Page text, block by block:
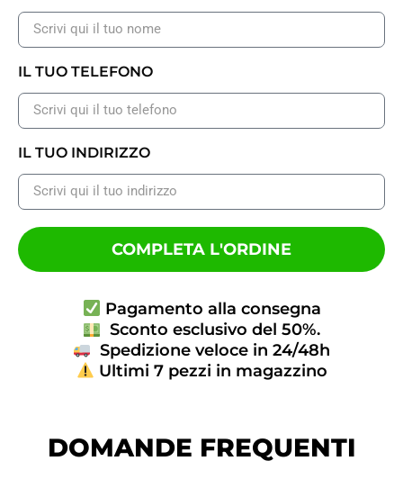
IL TUO TELEFONO
IL TUO INDIRIZZO
COMPLETA L'ORDINE
Pagamento alla consegna
Sconto esclusivo del 50%.
Spedizione veloce in 24/48h
Ultimi 7 pezzi in magazzino
DOMANDE FREQUENTI